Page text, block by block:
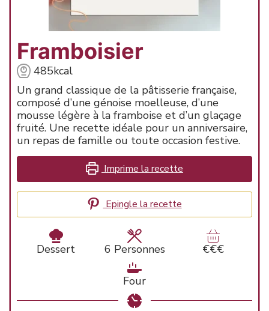
Framboisier
485kcal
Un grand classique de la pâtisserie française,
composé d’une génoise moelleuse, d’une
mousse légère à la framboise et d’un glaçage
fruité. Une recette idéale pour un anniversaire,
un repas de famille ou toute occasion festive.
Imprime la recette
Epingle la recette
Dessert 6 Personnes €€€
Four